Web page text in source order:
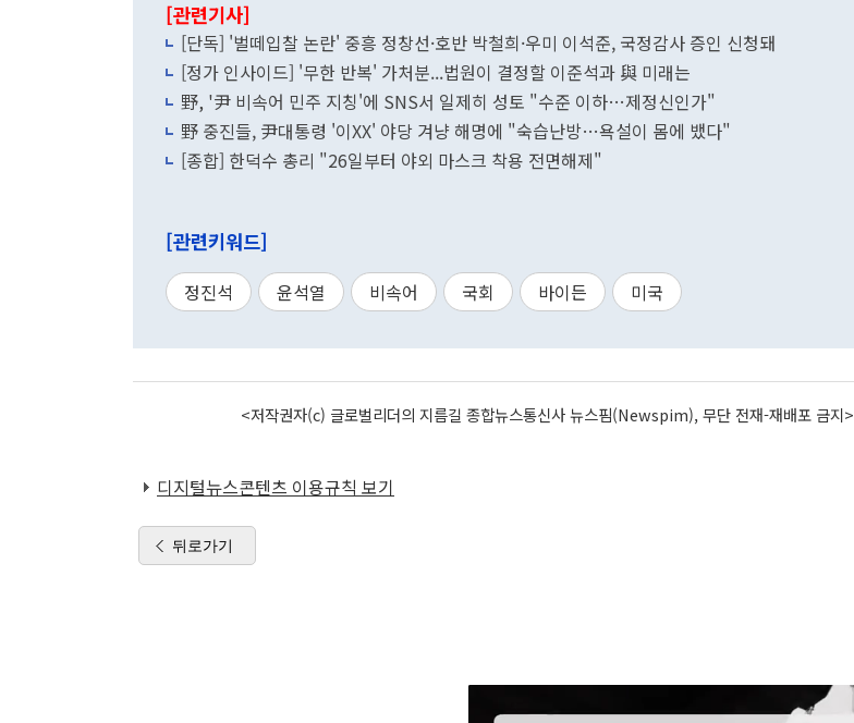
[관련기사]
[단독] '벌떼입찰 논란' 중흥 정창선·호반 박철희·우미 이석준, 국정감사 증인 신청돼
[정가 인사이드] '무한 반복' 가처분...법원이 결정할 이준석과 與 미래는
野, '尹 비속어 민주 지칭'에 SNS서 일제히 성토 "수준 이하…제정신인가"
野 중진들, 尹대통령 '이XX' 야당 겨냥 해명에 "숙습난방…욕설이 몸에 뱄다"
[종합] 한덕수 총리 "26일부터 야외 마스크 착용 전면해제"
[관련키워드]
정진석 윤석열 비속어 국회 바이든 미국
<저작권자(c) 글로벌리더의 지름길 종합뉴스통신사 뉴스핌(Newspim), 무단 전재-재배포 금지>
디지털뉴스콘텐츠 이용규칙 보기
뒤로가기